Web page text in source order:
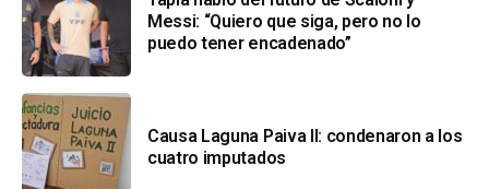
Messi: “Quiero que siga, pero no lo
puedo tener encadenado”
Causa Laguna Paiva II: condenaron a los
cuatro imputados